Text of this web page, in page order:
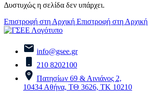
Δυστυχώς η σελίδα δεν υπάρχει.
Επιστροφή στη Αρχική Επιστροφή στη Αρχική
info@gsee.gr
210 8202100
Πατησίων 69 & Αινιάνος 2,
10434 Αθήνα, ΤΘ 3626, ΤΚ 10210